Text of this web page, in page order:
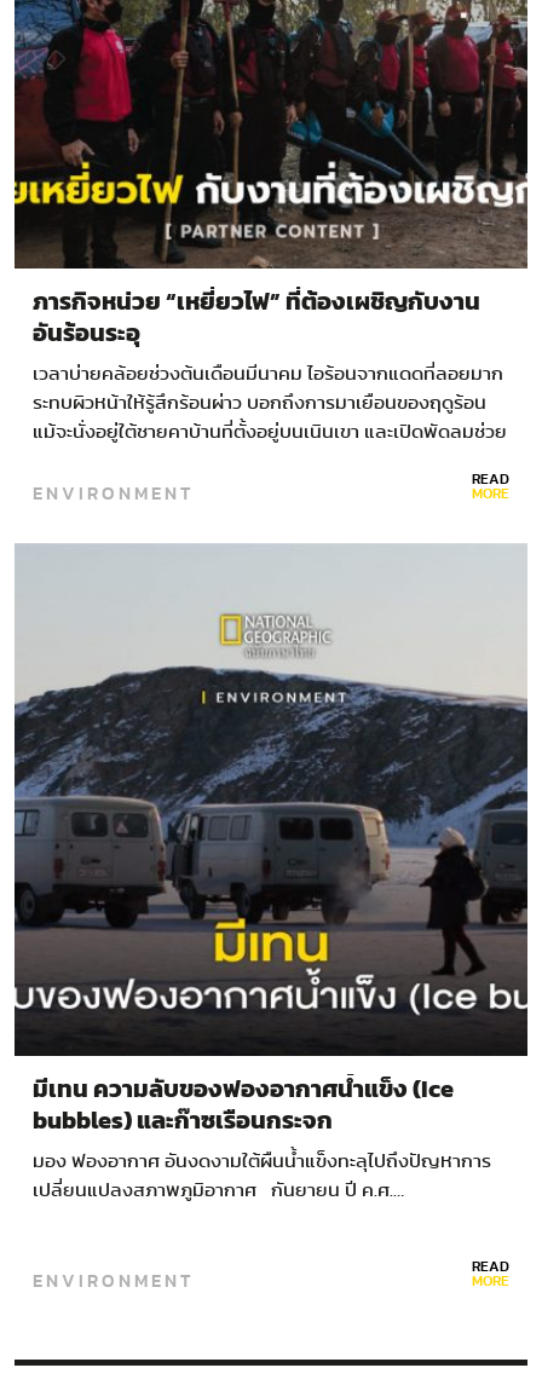
ภารกิจหน่วย “เหยี่ยวไฟ” ที่ต้องเผชิญกับงาน
อันร้อนระอุ
เวลาบ่ายคล้อยช่วงต้นเดือนมีนาคม ไอร้อนจากแดดที่ลอยมาก
ระทบผิวหน้าให้รู้สึกร้อนผ่าว บอกถึงการมาเยือนของฤดูร้อน
แม้จะนั่งอยู่ใต้ชายคาบ้านที่ตั้งอยู่บนเนินเขา และเปิดพัดลมช่วย
ไปทั้งตัว…
ENVIRONMENT READ
MORE
มีเทน ความลับของฟองอากาศน้ำแข็ง (Ice
bubbles) และก๊าซเรือนกระจก
มอง ฟองอากาศ อันงดงามใต้ผืนน้ำแข็งทะลุไปถึงปัญหาการ
เปลี่ยนแปลงสภาพภูมิอากาศ กันยายน ปี ค.ศ.…
ENVIRONMENT READ
MORE